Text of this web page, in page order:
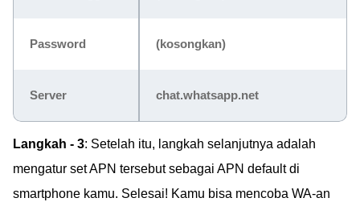
Password (kosongkan)
Server chat.whatsapp.net
Langkah - 3: Setelah itu, langkah selanjutnya adalah
mengatur set APN tersebut sebagai APN default di
smartphone kamu. Selesai! Kamu bisa mencoba WA-an